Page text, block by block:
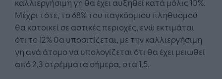
Μέχρι τότε, το 68% του παγκόσμιου πληθυσμού
θα κατοικεί σε αστικές περιοχές, ενώ εκτιμάται
ότι το 12% θα υποσιτίζεται, με την καλλιεργήσιμη
γη ανά άτομο να υπολογίζεται ότι θα έχει μειωθεί
από 2,3 στρέμματα σήμερα, στα 1,5.